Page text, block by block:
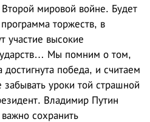
мировой войне. Будет
торжеств, в
участие высокие
Мы помним о том,
победа, и считаем
уроки той страшной
Владимир Путин
сохранить